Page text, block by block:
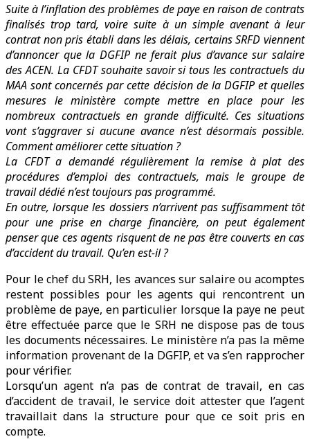
Suite à l’inflation des problèmes de paye en raison de contrats
finalisés trop tard, voire suite à un simple avenant à leur
contrat non pris établi dans les délais, certains SRFD viennent
d’annoncer que la DGFIP ne ferait plus d’avance sur salaire
des ACEN. La CFDT souhaite savoir si tous les contractuels du
MAA sont concernés par cette décision de la DGFIP et quelles
mesures le ministère compte mettre en place pour les
nombreux contractuels en grande difficulté. Ces situations
vont s’aggraver si aucune avance n’est désormais possible.
Comment améliorer cette situation ?
La CFDT a demandé régulièrement la remise à plat des
procédures d’emploi des contractuels, mais le groupe de
travail dédié n’est toujours pas programmé.
En outre, lorsque les dossiers n’arrivent pas suffisamment tôt
pour une prise en charge financière, on peut également
penser que ces agents risquent de ne pas être couverts en cas
d’accident du travail. Qu’en est-il ?
Pour le chef du SRH, les avances sur salaire ou acomptes
restent possibles pour les agents qui rencontrent un
problème de paye, en particulier lorsque la paye ne peut
être effectuée parce que le SRH ne dispose pas de tous
les documents nécessaires. Le ministère n’a pas la même
information provenant de la DGFIP, et va s’en rapprocher
pour vérifier.
Lorsqu’un agent n’a pas de contrat de travail, en cas
d’accident de travail, le service doit attester que l’agent
travaillait dans la structure pour que ce soit pris en
compte.